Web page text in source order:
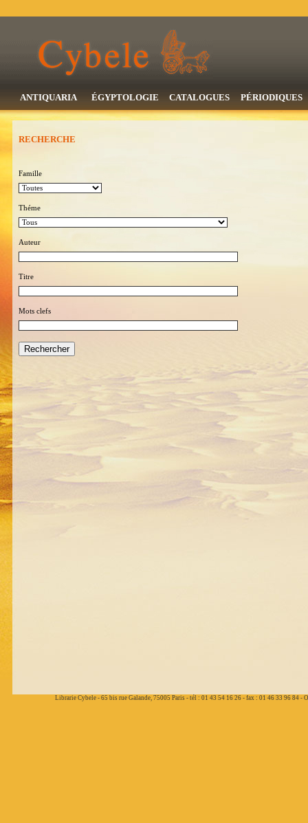
ANTIQUARIA ÉGYPTOLOGIE CATALOGUES PÉRIODIQUES
RECHERCHE
Famille
Théme
Auteur
Titre
Mots clefs
Librarie Cybele - 65 bis rue Galande, 75005 Paris - tél : 01 43 54 16 26 - fax : 01 46 33 96 84